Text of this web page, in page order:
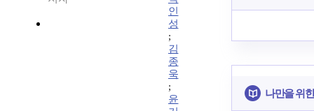
인
성
;
김
종
욱
;
윤
나만을 위